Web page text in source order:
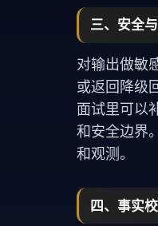
三、安全
对输出做敏
或返回降级
面试里可以
和安全边界
和观测。
四、事实